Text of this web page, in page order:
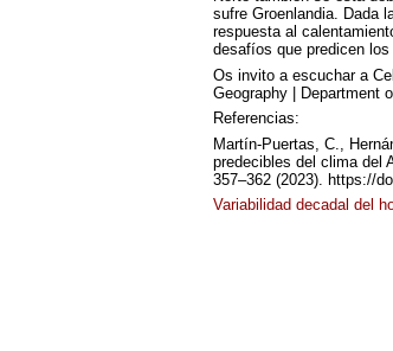
sufre Groenlandia. Dada
respuesta al
desafíos que predicen
Os invito a escuchar a
Geography | Department
Referencias:
Martín-Puertas, C.,
predecibles del clima del
357–362 (2023). https://
Variabilidad decadal del